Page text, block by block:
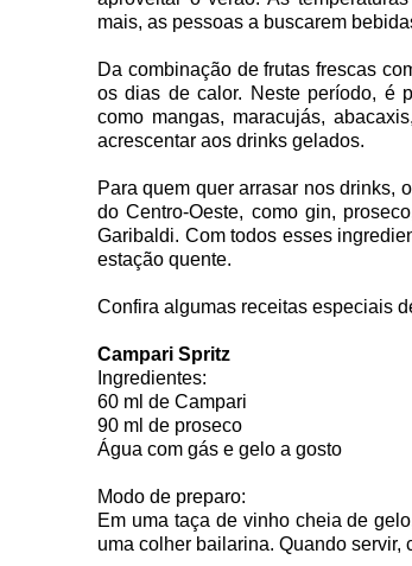
mais, as pessoas a buscarem
Da combinação de frutas frescas
os dias de calor. Neste período, é
como mangas, maracujás,
acrescentar aos drinks gelados.
Para quem quer arrasar nos drinks,
do Centro-Oeste, como gin,
Garibaldi. Com todos esses
estação quente.
Confira algumas receitas especiais
Campari Spritz
Ingredientes:
60 ml de Campari
90 ml de proseco
Água com gás e gelo a gosto
Modo de preparo:
Em uma taça de vinho cheia de
uma colher bailarina. Quando servir,